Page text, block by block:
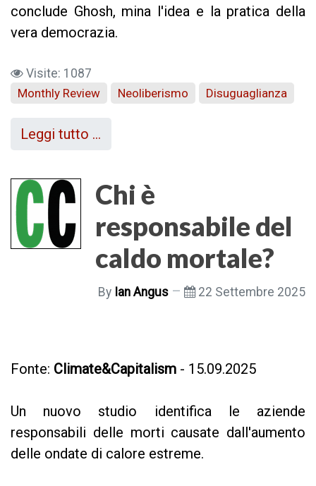
conclude Ghosh, mina l'idea e la pratica della
vera democrazia.
Visite: 1087
Monthly Review
Neoliberismo Disuguaglianza
Leggi tutto …
Chi è
responsabile del
caldo mortale?
By Ian Angus 22 Settembre 2025
Fonte: Climate&Capitalism - 15.09.2025
Un nuovo studio identifica le aziende
responsabili delle morti causate dall'aumento
delle ondate di calore estreme.